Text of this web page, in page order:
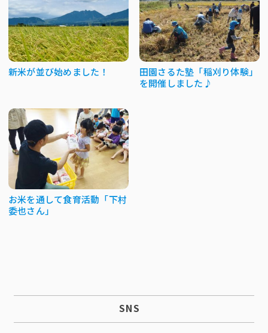
新米が並び始めました！
田園さるた塾「稲刈り体験」
を開催しました♪
お米を通して食育活動「下村
委也さん」
SNS